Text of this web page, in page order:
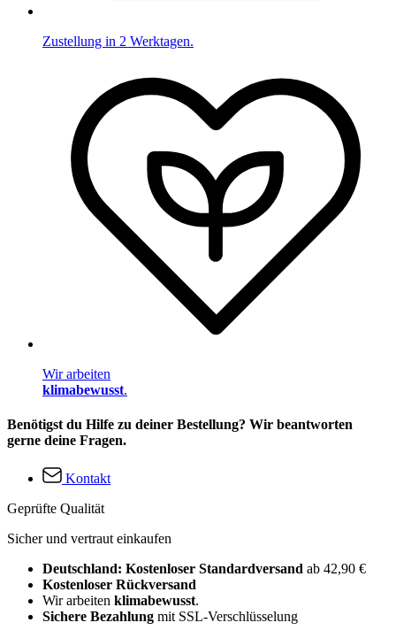
Zustellung in 2 Werktagen.
Wir arbeiten
klimabewusst.
Benötigst du Hilfe zu deiner Bestellung? Wir beantworten
gerne deine Fragen.
Kontakt
Geprüfte Qualität
Sicher und vertraut einkaufen
Deutschland: Kostenloser Standardversand ab 42,90 €
Kostenloser Rückversand
Wir arbeiten klimabewusst.
Sichere Bezahlung mit SSL-Verschlüsselung